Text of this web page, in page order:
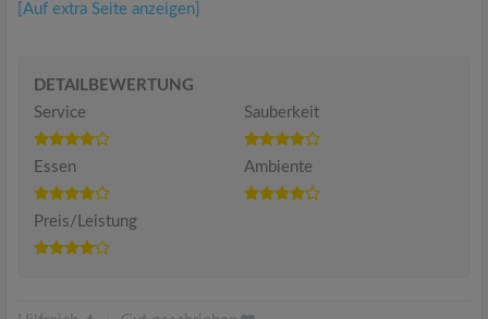
[Auf extra Seite anzeigen]
DETAILBEWERTUNG
Service
Sauberkeit
Essen Ambiente
Preis/Leistung